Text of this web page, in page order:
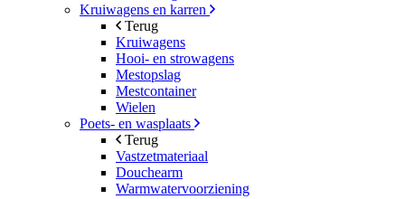
Kruiwagens en karren
Terug
Kruiwagens
Hooi- en strowagens
Mestopslag
Mestcontainer
Wielen
Poets- en wasplaats
Terug
Vastzetmateriaal
Douchearm
Warmwatervoorziening